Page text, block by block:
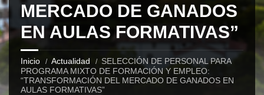
MERCADO DE GANADOS
EN AULAS FORMATIVAS”
Inicio Actualidad
SELECCIÓN DE PERSONAL PARA
PROGRAMA MIXTO DE FORMACIÓN Y EMPLEO:
“TRANSFORMACIÓN DEL MERCADO DE GANADOS EN
AULAS FORMATIVAS”